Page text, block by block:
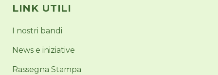
LINK UTILI
I nostri bandi
News e iniziative
Rassegna Stampa